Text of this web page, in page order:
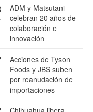
ADM y Matsutani
celebran 20 años de
colaboración e
innovación
Acciones de Tyson
Foods y JBS suben
por reanudación de
importaciones